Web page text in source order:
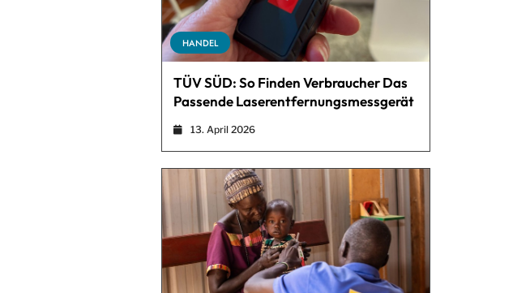
HANDEL
TÜV SÜD: So Finden Verbraucher Das
Passende Laserentfernungsmessgerät
13. April 2026